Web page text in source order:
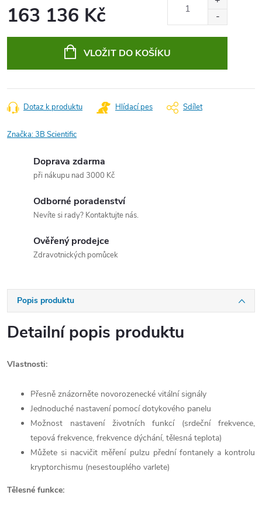
163 136 Kč
VLOŽIT DO KOŠÍKU
Dotaz k produktu Hlídací pes Sdílet
Značka:3B Scientific
Doprava zdarma
při nákupu nad 3000 Kč
Odborné poradenství
Nevíte si rady? Kontaktujte nás.
Ověřený prodejce
Zdravotnických pomůcek
Popis produktu
Detailní popis produktu
Vlastnosti:
Přesně znázorněte novorozenecké vitální signály
Jednoduché nastavení pomocí dotykového panelu
Možnost nastavení životních funkcí (srdeční frekvence,
tepová frekvence, frekvence dýchání, tělesná teplota)
Můžete si nacvičit měření pulzu přední fontanely a kontrolu
kryptorchismu (nesestouplého varlete)
Tělesné funkce: